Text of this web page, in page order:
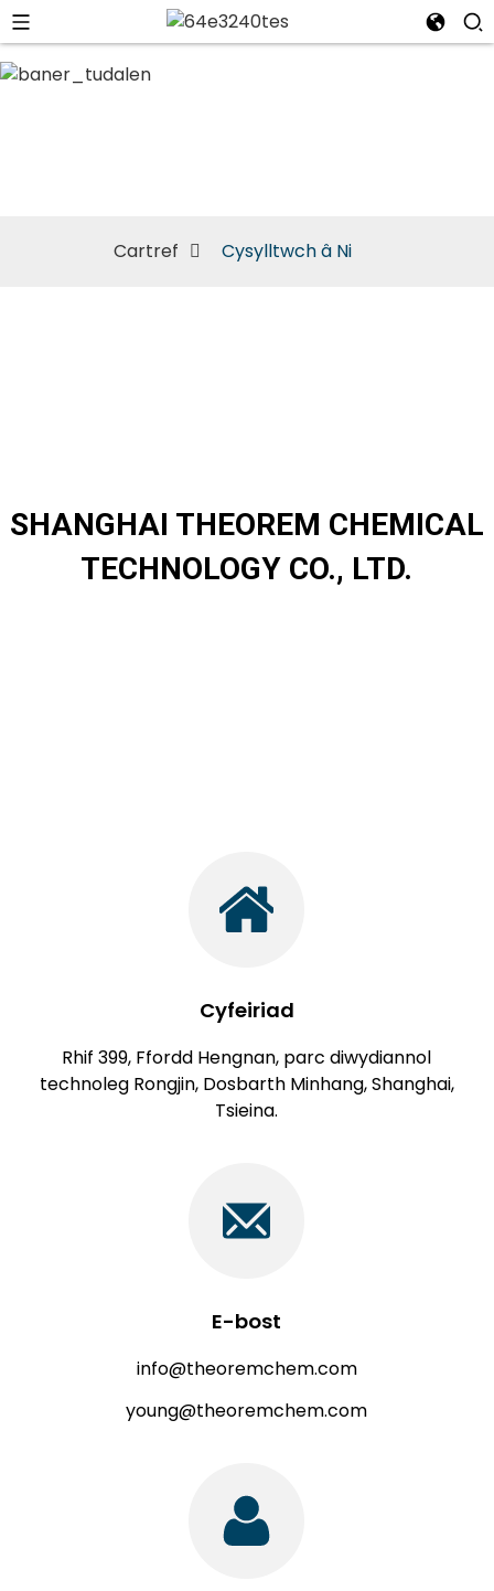
Cartref Cysylltwch â Ni
SHANGHAI THEOREM CHEMICAL
TECHNOLOGY CO., LTD.
Cyfeiriad
Rhif 399, Ffordd Hengnan, parc diwydiannol
technoleg Rongjin, Dosbarth Minhang, Shanghai,
Tsieina.
E-bost
info@theoremchem.com
young@theoremchem.com